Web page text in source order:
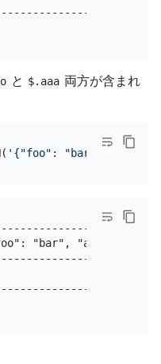
と $.aaa 両方が含まれ
'{"foo": "bar", "aaa":
"bar",